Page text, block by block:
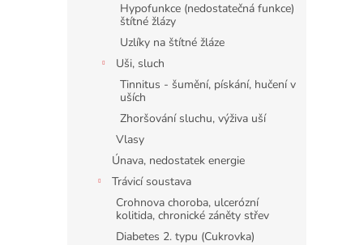
Hypofunkce (nedostatečná funkce)
štítné žlázy
Uzlíky na štítné žláze
Uši, sluch
Tinnitus - šumění, pískání, hučení v
uších
Zhoršování sluchu, výživa uší
Vlasy
Únava, nedostatek energie
Trávicí soustava
Crohnova choroba, ulcerózní
kolitida, chronické záněty střev
Diabetes 2. typu (Cukrovka)